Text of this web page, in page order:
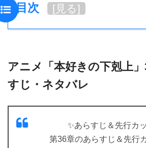
目次 [見る]
アニメ「本好きの下剋上
すじ・ネタバレ
✨あらすじ＆先行カ
第36章のあらすじ＆先行